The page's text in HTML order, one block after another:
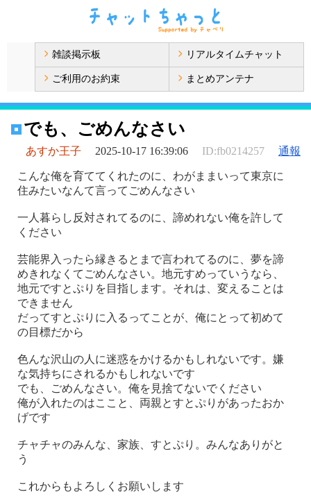
雑談掲示板 リアルタイムチャット
ご利用のお約束 まとめアンテナ
でも、ごめんなさい
あすか王子 2025-10-17 16:39:06 ID:fb0214257 通報
こんな俺を育ててくれたのに、わがままいって東京に
住みたいなんて言ってごめんなさい
一人暮らし反対されてるのに、諦めれない俺を許して
ください
芸能界入ったら縁きるとまで言われてるのに、夢を諦
めきれなくてごめんなさい。地元すめっていうなら、
地元ですとぷりを目指します。それは、変えることは
できません
だってすとぷりに入るってことが、俺にとって初めて
の目標だから
色んな沢山の人に迷惑をかけるかもしれないです。嫌
な気持ちにされるかもしれないです
でも、ごめんなさい。俺を見捨てないでください
俺が入れたのはここと、両親とすとぷりがあったおか
げです
チャチャのみんな、家族、すとぷり。みんなありがと
う
これからもよろしくお願いします